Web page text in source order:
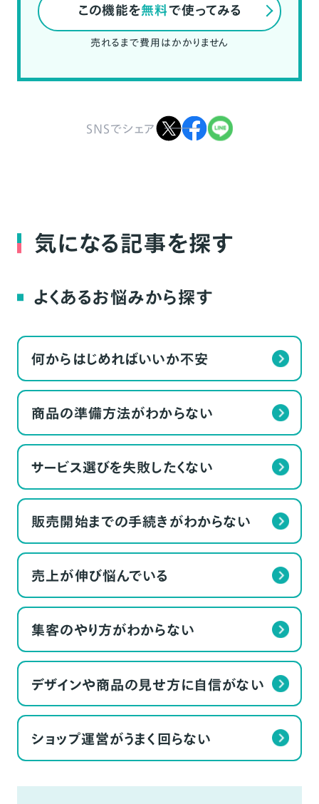
この機能を無料で使ってみる
売れるまで費用はかかりません
SNSでシェア
気になる記事を探す
よくあるお悩みから探す
何からはじめればいいか不安
商品の準備方法がわからない
サービス選びを失敗したくない
販売開始までの手続きがわからない
売上が伸び悩んでいる
集客のやり方がわからない
デザインや商品の見せ方に自信がない
ショップ運営がうまく回らない